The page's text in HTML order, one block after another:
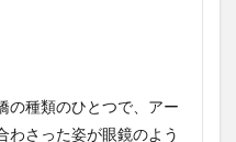
の種類のひとつで、アー
わさった姿が眼鏡のよう